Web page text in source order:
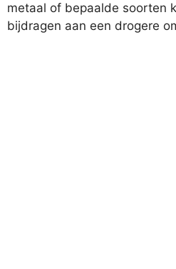
metaal of bepaalde soorten
bijdragen aan een drogere